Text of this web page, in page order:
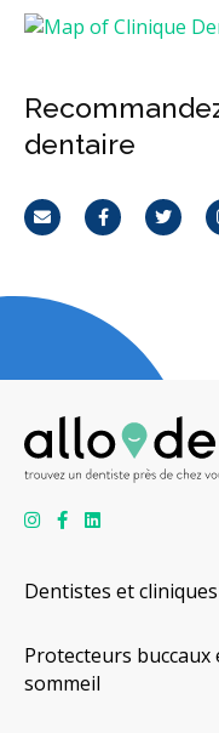
dentaire
CourrielFacebook
Dentistes et
Protecteurs
sommeil